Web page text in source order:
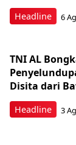
Headline 6
Headline
TNI AL
Disita dari
3